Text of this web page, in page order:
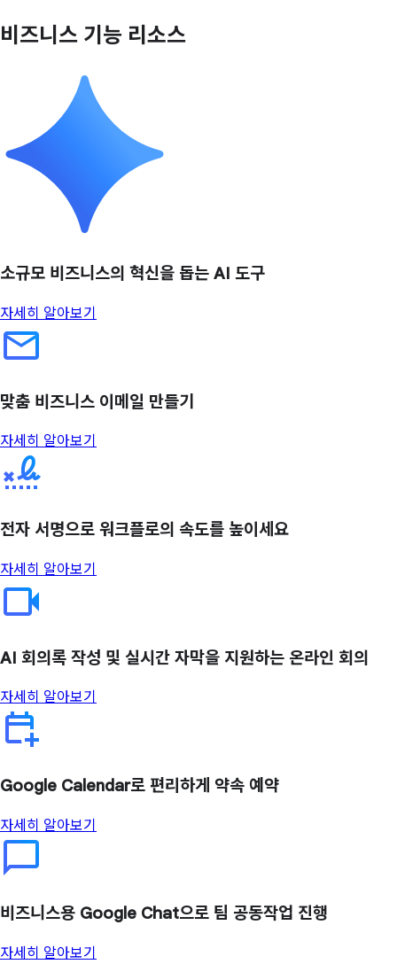
비즈니스 기능 리소스
소규모 비즈니스의 혁신을 돕는 AI 도구
자세히 알아보기
맞춤 비즈니스 이메일 만들기
자세히 알아보기
전자 서명으로 워크플로의 속도를 높이세요
자세히 알아보기
AI 회의록 작성 및 실시간 자막을 지원하는 온라인 회의
자세히 알아보기
Google Calendar로 편리하게 약속 예약
자세히 알아보기
비즈니스용 Google Chat으로 팀 공동작업 진행
자세히 알아보기